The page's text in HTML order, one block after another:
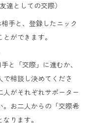
達としての交際）
手と、登録したニック
ができます。
「交際」に進むか、
で相談し決めてくださ
がそれぞれサポーター
。お二人からの「交際希
ります。